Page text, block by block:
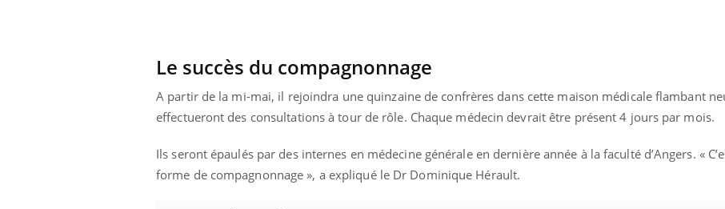
Le succès du compagnonnage
A partir de la mi-mai, il rejoindra une quinzaine de confrères dans cette maison médicale flambant
effectueront des consultations à tour de rôle. Chaque médecin devrait être présent 4 jours par mois.
Ils seront épaulés par des internes en médecine générale en dernière année à la faculté d’Angers. «
forme de compagnonnage », a expliqué le Dr Dominique Hérault.